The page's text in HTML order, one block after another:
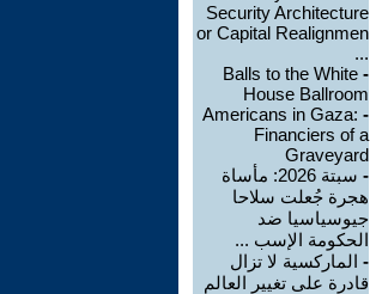
Security Architecture
or Capital Realignmen
...
-
Balls to the White
House Ballroom
-
Americans in Gaza:
Financiers of a
Graveyard
-
سبتة 2026: مأساة
هجرة جُعلت سلاحا
جيوسياسيا ضد
الحكومة الإسب ...
- الماركسية لا تزال
قادرة على تغيير العالم